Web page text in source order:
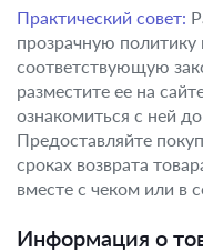
Практический совет:
прозрачную политику
соответствующую
разместите ее на
ознакомиться с ней
Предоставляйте
сроках возврата
вместе с чеком или в
Информация о